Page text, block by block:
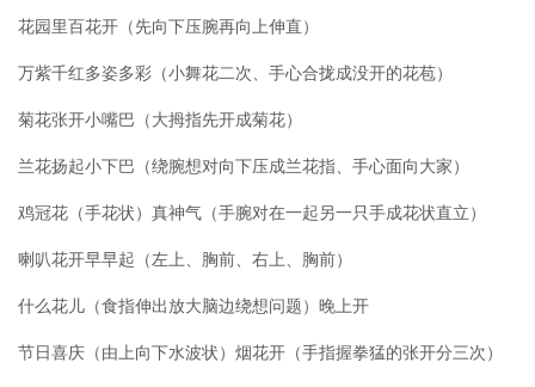
花园里百花开（先向下压腕再向上伸直）
万紫千红多姿多彩（小舞花二次、手心合拢成没开的花苞）
菊花张开小嘴巴（大拇指先开成菊花）
兰花扬起小下巴（绕腕想对向下压成兰花指、手心面向大家）
鸡冠花（手花状）真神气（手腕对在一起另一只手成花状直立）
喇叭花开早早起（左上、胸前、右上、胸前）
什么花儿（食指伸出放大脑边绕想问题）晚上开
节日喜庆（由上向下水波状）烟花开（手指握拳猛的张开分三次）